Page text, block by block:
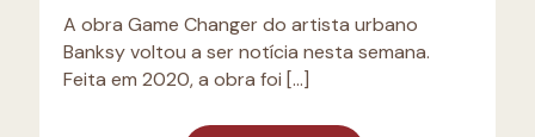
A obra Game Changer do artista urbano
Banksy voltou a ser notícia nesta semana.
Feita em 2020, a obra foi […]